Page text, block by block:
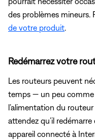
des problèmes
de votre produit.
Redémarrez votre
Les routeurs peuvent
temps — un peu comme
l’alimentation du
attendez qu’il
appareil connecté à